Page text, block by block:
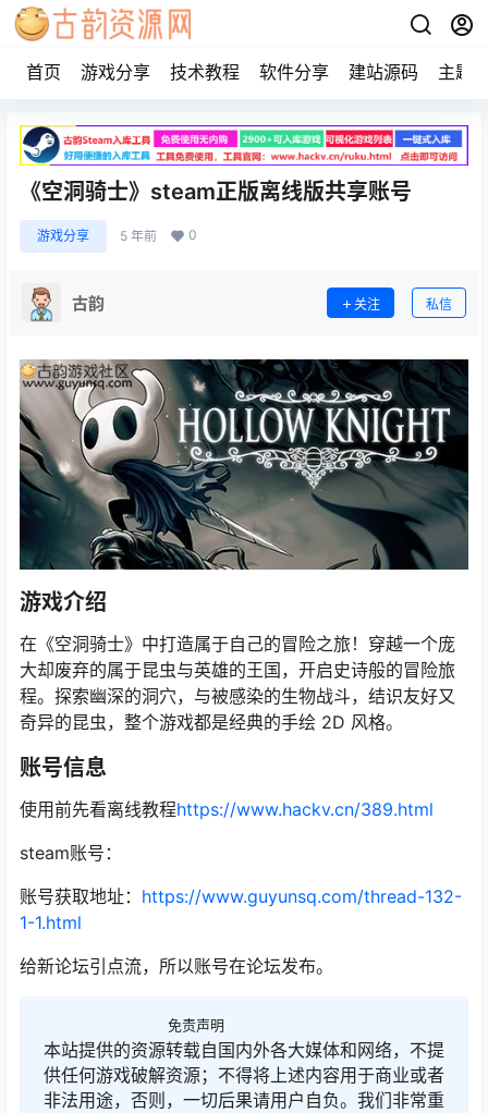
首页 游戏分享 技术教程 软件分享 建站源码 主题
《空洞骑士》steam正版离线版共享账号
游戏分享 5 年前 0
古韵 关注 私信
游戏介绍
在《空洞骑士》中打造属于自己的冒险之旅！穿越一个庞
大却废弃的属于昆虫与英雄的王国，开启史诗般的冒险旅
程。探索幽深的洞穴，与被感染的生物战斗，结识友好又
奇异的昆虫，整个游戏都是经典的手绘 2D 风格。
账号信息
使用前先看离线教程https://www.hackv.cn/389.html
steam账号：
账号获取地址： https://www.guyunsq.com/thread-132-
1-1.html
给新论坛引点流，所以账号在论坛发布。
免责声明
本站提供的资源转载自国内外各大媒体和网络，不提
供任何游戏破解资源；不得将上述内容用于商业或者
非法用途，否则，一切后果请用户自负。我们非常重